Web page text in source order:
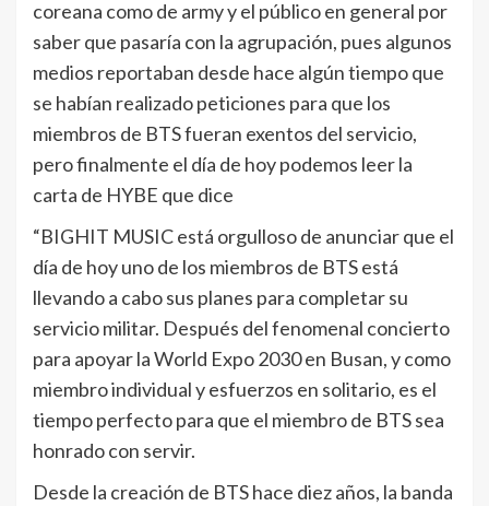
coreana como de army y el público en general por
saber que pasaría con la agrupación, pues algunos
medios reportaban desde hace algún tiempo que
se habían realizado peticiones para que los
miembros de BTS fueran exentos del servicio,
pero finalmente el día de hoy podemos leer la
carta de HYBE que dice
“BIGHIT MUSIC está orgulloso de anunciar que el
día de hoy uno de los miembros de BTS está
llevando a cabo sus planes para completar su
servicio militar. Después del fenomenal concierto
para apoyar la World Expo 2030 en Busan, y como
miembro individual y esfuerzos en solitario, es el
tiempo perfecto para que el miembro de BTS sea
honrado con servir.
Desde la creación de BTS hace diez años, la banda